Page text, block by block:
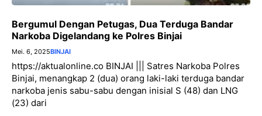
Bergumul Dengan Petugas, Dua Terduga Bandar
Narkoba Digelandang ke Polres Binjai
Mei. 6, 2025BINJAI
https://aktualonline.co BINJAI ||| Satres Narkoba Polres
Binjai, menangkap 2 (dua) orang laki-laki terduga bandar
narkoba jenis sabu-sabu dengan inisial S (48) dan LNG
(23) dari